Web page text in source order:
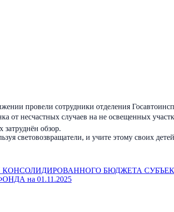
провели сотрудники отделения
от несчастных случаев на не освещенных
затруднён обзор.
световозвращатели, и учите этому своих
КОНСОЛИДИРОВАННОГО БЮДЖЕТА
на 01.11.2025